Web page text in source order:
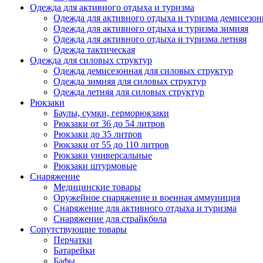
Одежда для активного отдыха и туризма
Одежда для активного отдыха и туризма
Одежда для активного отдыха и туризма зимняя
Одежда для активного отдыха и туризма летняя
Одежда тактическая
Одежда для силовых структур
Одежда демисезонная для силовых структур
Одежда зимняя для силовых структур
Одежда летняя для силовых структур
Рюкзаки
Баулы, сумки, герморюкзаки
Рюкзаки от 36 до 54 литров
Рюкзаки до 35 литров
Рюкзаки от 55 до 110 литров
Рюкзаки универсальные
Рюкзаки штурмовые
Снаряжение
Медицинские товары
Оружейное снаряжение и военная аммуниция
Снаряжение для активного отдыха и туризма
Снаряжение для страйкбола
Сопутствующие товары
Перчатки
Батарейки
Бафы